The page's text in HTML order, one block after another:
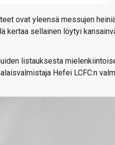
ovat yleensä messujen
kertaa sellainen löytyi
listauksesta
Hefei LCFC:n